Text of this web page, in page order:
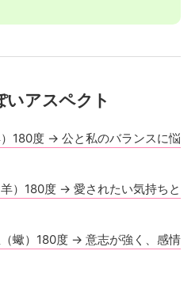
いアスペクト
180度 → 公と私のバランスに悩
）180度 → 愛されたい気持ちと
蠍）180度 → 意志が強く、感情